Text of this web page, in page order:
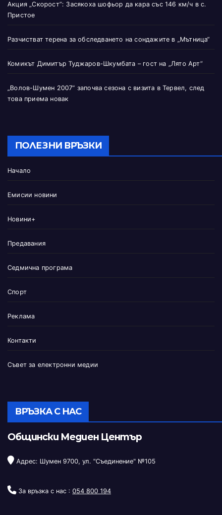
Акция „Скорост“: Засякоха шофьор да кара със 146 км/ч в с.
Пристое
Разчистват терена за обследването на сондажите в „Мътница“
Комикът Димитър Туджаров-Шкумбата – гост на „Лято Арт“
„Волов-Шумен 2007“ започва сезона с визита в Тервел, след
това приема новак
ПОЛЕЗНИ ВРЪЗКИ
Начало
Емисии новини
Новини+
Предавания
Седмична програма
Спорт
Реклама
Контакти
Съвет за електронни медии
ВРЪЗКА С НАС
Общински Медиен Център
Адрес: Шумен 9700, ул. "Съединение" №105
За връзка с нас : 054 800 194